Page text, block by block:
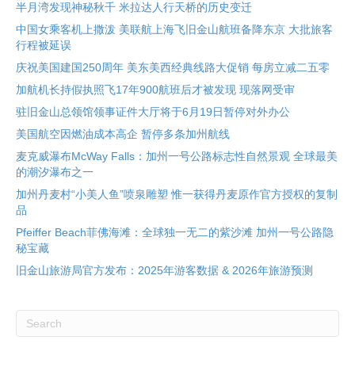
半月湾发现神秘秋千 米拉达人行天桥的历史变迁
中国女乘客机上撒泼 美联航上海飞旧金山航班备降东京 大批旅客
行程被延误
庆祝美国建国250周年 美东美西经典线路大促销 每房立减二五零
加航机长持假执照飞17年900航班后才被发现 现落网受审
驻旧金山总领馆领事证件大厅将于6月19日暂停对外办公
美国航空因燃油成本高企 暂停多条加州航线
麦克威瀑布McWay Falls：加州一号公路标志性自然景观 全球最美
的潮汐瀑布之一
加州丹麦村“小美人鱼”喷泉雕塑 惟一获得丹麦原作官方授权的复制
品
Pfeiffer Beach菲佛海滩：全球独一无二的紫沙滩 加州一号公路隐
秘宝藏
旧金山旅游局官方发布：2025年游客数据 & 2026年旅游预测